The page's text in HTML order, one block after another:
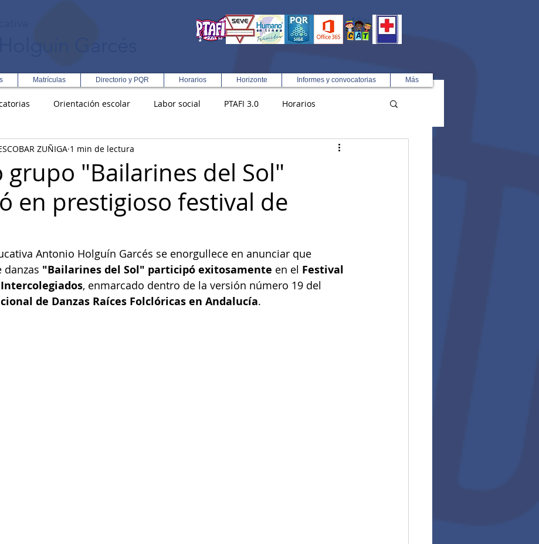
Matrículas Directorio y PQR Horarios Horizonte Informes y convocatorias Más
Orientación escolar Labor social PTAFI 3.0 Horarios
Integral en Turismo
Rectoría Democracia
grupo "Bailarines del Sol"
en prestigioso festival de
ZUÑIGA 1 min de lectura
Antonio Holguín Garcés se enorgullece en anunciar que
danzas "Bailarines del Sol" participó exitosamente en el Festival
, enmarcado dentro de la versión número 19 del
de Danzas Raíces Folclóricas en Andalucía.